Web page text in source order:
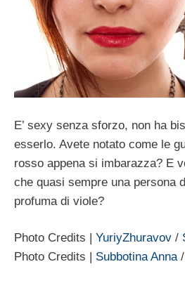
E’ sexy senza sforzo, non ha
esserlo. Avete notato come le
rosso appena si imbarazza? E
che quasi sempre una persona
profuma di viole?
Photo Credits | YuriyZhuravov /
Photo Credits | Subbotina Anna/